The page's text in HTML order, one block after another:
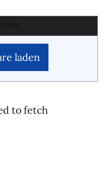
laden
to fetch